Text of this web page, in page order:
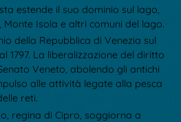
estende il suo dominio sul lago,
Isola e altri comuni del lago.
della Repubblica di Venezia sul
1797. La liberalizzazione del diritto
Veneto, abolendo gli antichi
alle attività legate alla pesca
reti.
regina di Cipro, soggiorna a